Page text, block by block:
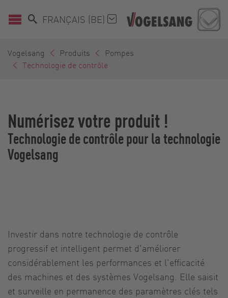
FRANÇAIS (BE)
Vogelsang Produits
Pompes
Technologie de contrôle
Numérisez votre produit !
Technologie de contrôle pour la technologie
Vogelsang
Investir dans notre technologie de contrôle
progressif et intelligent permet d'améliorer
considérablement les performances et l'efficacité
des machines et des systèmes Vogelsang. Elle saisit
et surveille en permanence des paramètres clés tels